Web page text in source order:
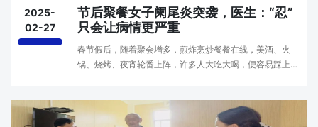
2025-
02-27
节后聚餐女子阑尾炎突袭，医生：“忍”
只会让病情更严重
春节假后，随着聚会增多，煎炸烹炒餐餐在线，美酒、火
锅、烧烤、夜宵轮番上阵，许多人大吃大喝，便容易踩上了